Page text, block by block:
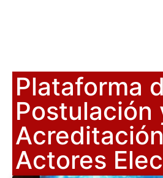
Plataforma
Postulación
Actores